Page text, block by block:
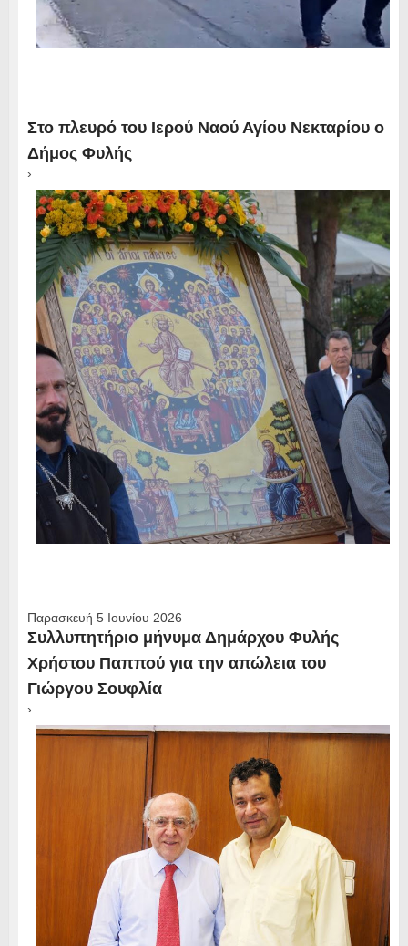
Στο πλευρό του Ιερού Ναού Αγίου Νεκταρίου ο
Δήμος Φυλής
›
Παρασκευή 5 Ιουνίου 2026
Συλλυπητήριο μήνυμα Δημάρχου Φυλής
Χρήστου Παππού για την απώλεια του
Γιώργου Σουφλία
›